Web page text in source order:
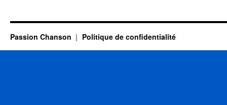
Passion Chanson Politique de confidentialité